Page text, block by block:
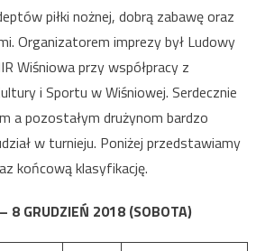
piłki nożnej, dobrą zabawę oraz
Organizatorem imprezy był Ludowy
Wiśniowa przy współpracy z
i Sportu w Wiśniowej. Serdecznie
a pozostałym drużynom bardzo
w turnieju. Poniżej przedstawiamy
końcową klasyfikację.
8 GRUDZIEŃ 2018 (SOBOTA)